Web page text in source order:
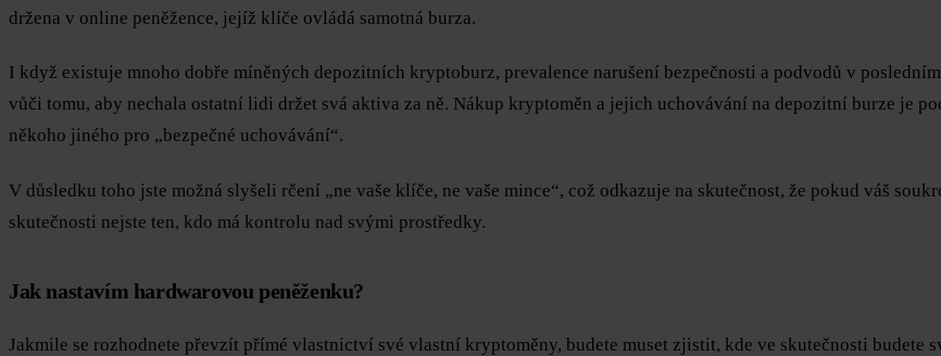
držena v online peněžence, jejíž klíče ovládá samotná burza.
I když existuje mnoho dobře míněných depozitních kryptoburz, prevalence narušení bezpečnosti a podvodů v
vůči tomu, aby nechala ostatní lidi držet svá aktiva za ně. Nákup kryptoměn a jejich uchovávání na depozitní burze je
někoho jiného pro „bezpečné uchovávání“.
V důsledku toho jste možná slyšeli rčení „ne vaše klíče, ne vaše mince“, což odkazuje na skutečnost, že pokud váš
skutečnosti nejste ten, kdo má kontrolu nad svými prostředky.
Jak nastavím hardwarovou peněženku?
Jakmile se rozhodnete převzít přímé vlastnictví své vlastní kryptoměny, budete muset zjistit, kde ve skutečnosti budete